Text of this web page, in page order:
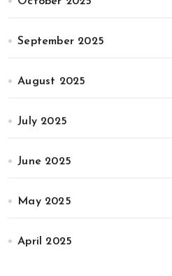
September 2025
August 2025
July 2025
June 2025
May 2025
April 2025